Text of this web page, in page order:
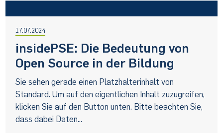
17.07.2024
insidePSE: Die Bedeutung von
Open Source in der Bildung
Sie sehen gerade einen Platzhalterinhalt von
Standard. Um auf den eigentlichen Inhalt zuzugreifen,
klicken Sie auf den Button unten. Bitte beachten Sie,
dass dabei Daten...